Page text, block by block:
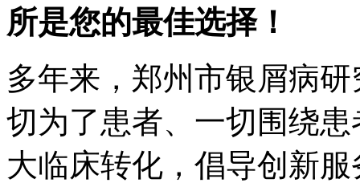
所是您的最佳选择！
多年来，郑州市银屑病
切为了患者、一切围绕
大临床转化，倡导创新